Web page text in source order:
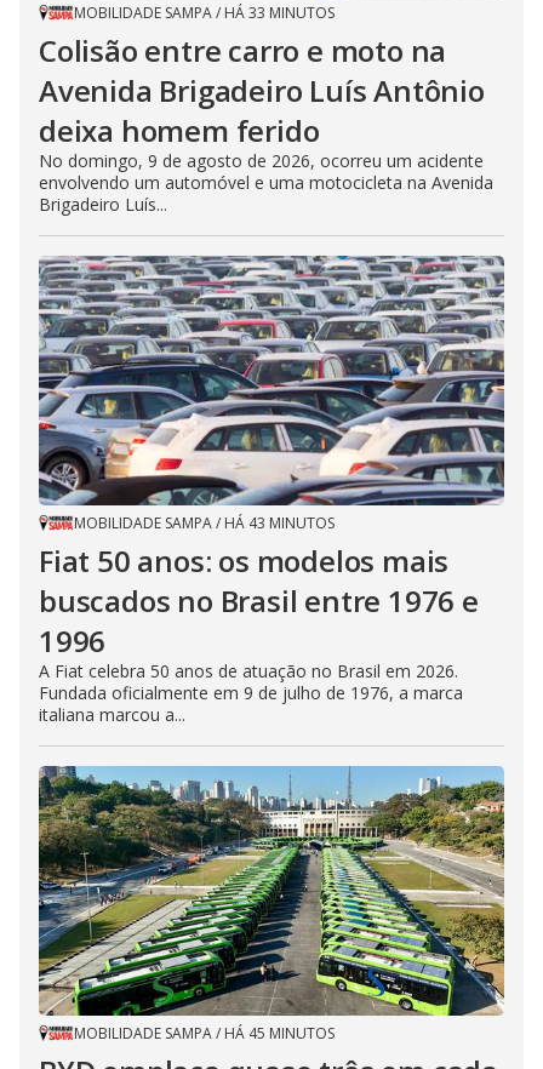
MOBILIDADE SAMPA/ HÁ 33 MINUTOS
Colisão entre carro e moto na
Avenida Brigadeiro Luís Antônio
deixa homem ferido
No domingo, 9 de agosto de 2026, ocorreu um acidente
envolvendo um automóvel e uma motocicleta na Avenida
Brigadeiro Luís...
MOBILIDADE SAMPA/ HÁ 43 MINUTOS
Fiat 50 anos: os modelos mais
buscados no Brasil entre 1976 e
1996
A Fiat celebra 50 anos de atuação no Brasil em 2026.
Fundada oficialmente em 9 de julho de 1976, a marca
italiana marcou a...
MOBILIDADE SAMPA/ HÁ 45 MINUTOS